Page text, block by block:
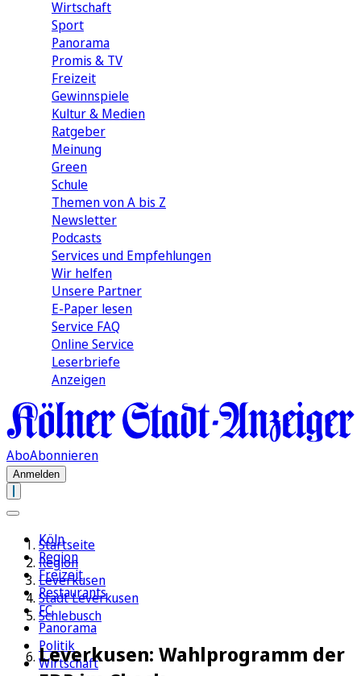
Wirtschaft
Sport
Panorama
Promis & TV
Freizeit
Gewinnspiele
Kultur & Medien
Ratgeber
Meinung
Green
Schule
Themen von A bis Z
Newsletter
Podcasts
Services und Empfehlungen
Wir helfen
Unsere Partner
E-Paper lesen
Service FAQ
Online Service
Leserbriefe
Anzeigen
AboAbonnieren
Anmelden
Köln
Region
Freizeit
Restaurants
FC
Panorama
Politik
Wirtschaft
Startseite
Region
Leverkusen
Stadt Leverkusen
Schlebusch
Leverkusen: Wahlprogramm der